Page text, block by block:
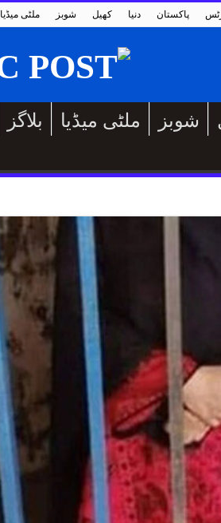
ملٹی میڈیا شوبز کھیل دنیا پاکستان
بلاگز ملٹی میڈیا شوبز